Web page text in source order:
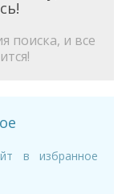
поиска, и все
в избранное